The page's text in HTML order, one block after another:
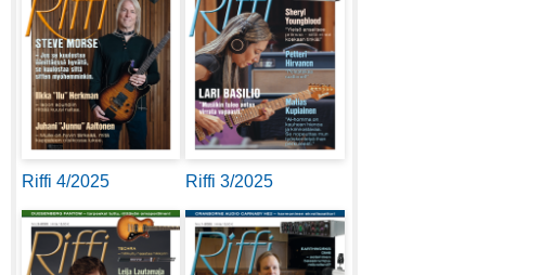
Riffi 4/2025 Riffi 3/2025